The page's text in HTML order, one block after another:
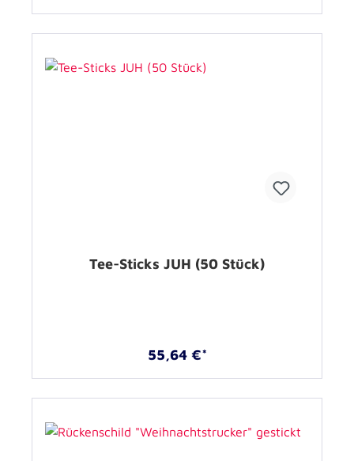
Tee-Sticks JUH (50 Stück)
55,64 €*